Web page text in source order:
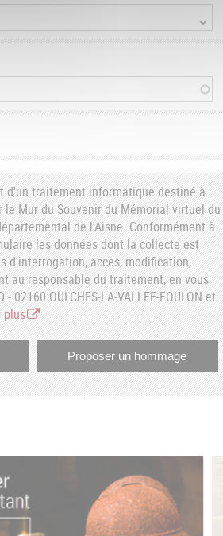
d'un traitement informatique destiné à
Mur du Souvenir du Mémorial virtuel du
de l'Aisne. Conformément à
les données dont la collecte est
d'interrogation, accès, modification,
au responsable du traitement, en vous
OULCHES-LA-VALLEE-FOULON et
plus